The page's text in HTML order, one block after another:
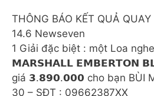
THÔNG BÁO KẾT QUẢ
14.6 Newseven
1 Giải đặc biệt : một Loa
𝗠𝗔𝗥𝗦𝗛𝗔𝗟𝗟 𝗘𝗠𝗕𝗘𝗥𝗧𝗢𝗡
giá 𝟯.𝟴𝟵𝟬.𝟬𝟬𝟬 cho bạn BÙI
30 – SĐT : 09662387XX